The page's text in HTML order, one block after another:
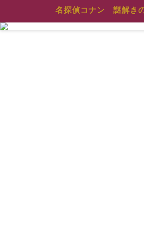
名探偵コナン 謎解き